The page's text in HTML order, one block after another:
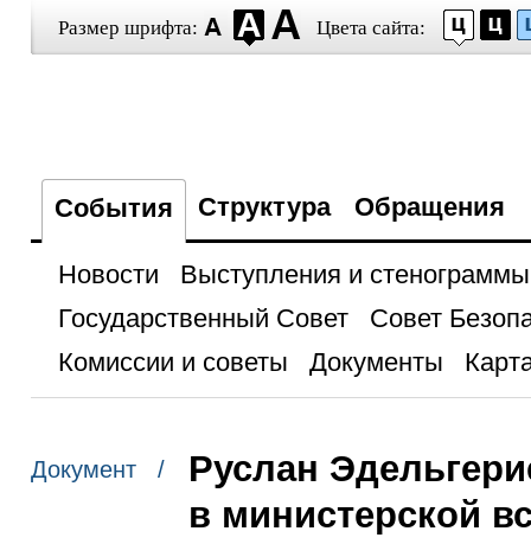
Размер шрифта: Цвета сайта:
События Структура Обращения
Новости
Выступления и стенограммы
Государственный Совет
Совет
Комиссии и советы
Документы
Документ /
Руслан
в министерской